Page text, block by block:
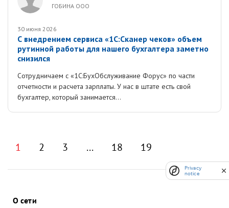
ГОБИНА ООО
30 июня 2026
С внедрением сервиса «1С:Сканер чеков» объем
рутинной работы для нашего бухгалтера заметно
снизился
Сотрудничаем с «1С:БухОбслуживание Форус» по части
отчетности и расчета зарплаты. У нас в штате есть свой
бухгалтер, который занимается...
1 2 3 ... 18 19
О сети
Privacy
notice